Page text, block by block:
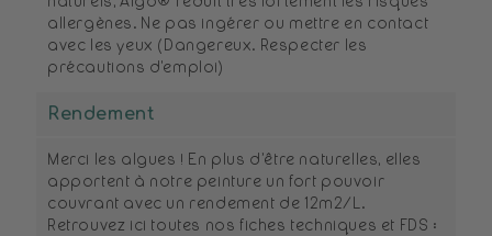
allergènes. Ne pas ingérer ou mettre en contact
avec les yeux (Dangereux. Respecter les
précautions d'emploi)
Rendement
Merci les algues ! En plus d’être naturelles, elles
apportent à notre peinture un fort pouvoir
couvrant avec un rendement de 12m2/L.
Retrouvez ici toutes nos fiches techniques et FDS :